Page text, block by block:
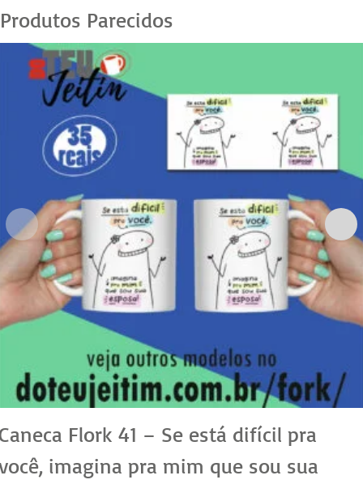
Produtos Parecidos
Flork 41 – Se está difícil pra
imagina pra mim que sou sua